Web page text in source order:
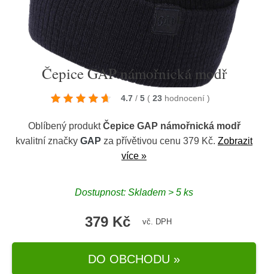
Čepice GAP námořnická modř
4.7 / 5 ( 23 hodnocení )
Oblíbený produktČepice GAP námořnická modř
kvalitní značky GAP za přívětivou cenu 379 Kč. Zobrazit
více »
Dostupnost: Skladem > 5 ks
379 Kč vč. DPH
DO OBCHODU »